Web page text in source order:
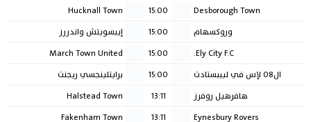
Desborough Town
15:00
Hucknall Town
وروكسهام
15:00
إيبسويتش واندررز
Ely City F.C.
15:00
March Town United
ال٠٨ لإس في ليببستادت
15:00
برايتلينجسي ريجنت
هافرهيل روفرز
13:11
Halstead Town
Eynesbury Rovers
13:11
Fakenham Town